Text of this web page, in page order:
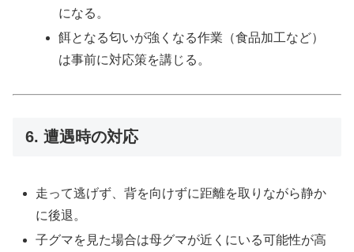
になる。
餌となる匂いが強くなる作業（食品加工など）
は事前に対応策を講じる。
6. 遭遇時の対応
走って逃げず、背を向けずに距離を取りながら静か
に後退。
子グマを見た場合は母グマが近くにいる可能性が高